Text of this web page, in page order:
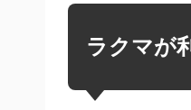
ラクマが